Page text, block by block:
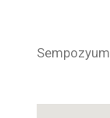
Sempozyum